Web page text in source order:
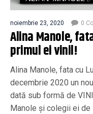
noiembrie 23, 2020 0
Alina Manole,
primul ei vinil!
Alina Manole, fata cu
decembrie 2020 un
dată sub formă de
Manole și colegii ei de